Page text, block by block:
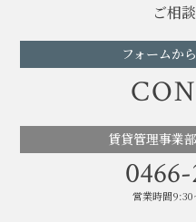
ご相
フォームか
賃貸管理事業
営業時間